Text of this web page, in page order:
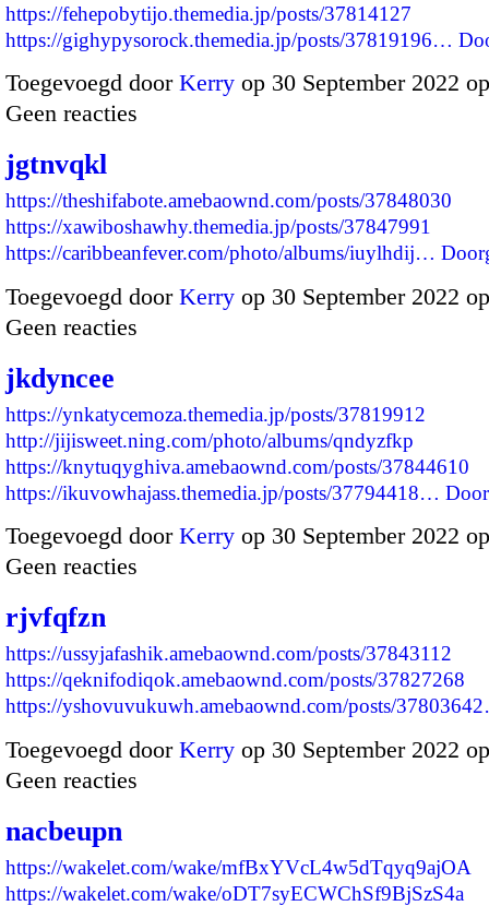
https://fehepobytijo.themedia.jp/posts/37814127
https://gighypysorock.themedia.jp/posts/37819196…
Toegevoegd door Kerry op 30 September 2022
Geen reacties
jgtnvqkl
https://theshifabote.amebaownd.com/posts/37848030
https://xawiboshawhy.themedia.jp/posts/37847991
https://caribbeanfever.com/photo/albums/iuylhdij…
Toegevoegd door Kerry op 30 September 2022
Geen reacties
jkdyncee
https://ynkatycemoza.themedia.jp/posts/37819912
http://jijisweet.ning.com/photo/albums/qndyzfkp
https://knytuqyghiva.amebaownd.com/posts/37844610
https://ikuvowhajass.themedia.jp/posts/37794418…
Toegevoegd door Kerry op 30 September 2022
Geen reacties
rjvfqfzn
https://ussyjafashik.amebaownd.com/posts/37843112
https://qeknifodiqok.amebaownd.com/posts/37827268
https://yshovuvukuwh.amebaownd.com/posts/
Toegevoegd door Kerry op 30 September 2022
Geen reacties
nacbeupn
https://wakelet.com/wake/mfBxYVcL4w5dTqyq9ajOA
https://wakelet.com/wake/oDT7syECWChSf9BjSzS4a